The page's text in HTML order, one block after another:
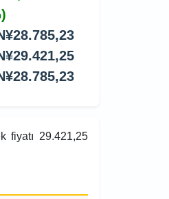
fiyatı 29.421,25